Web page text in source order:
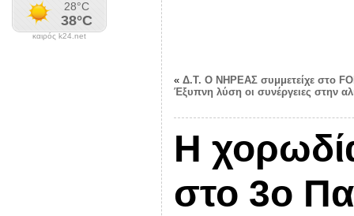
καιρός k24.net
« Δ.Τ. Ο ΝΗΡΕΑΣ συμμετείχε στο
Έξυπνη λύση οι συνέργειες στην
Η
στο 3ο